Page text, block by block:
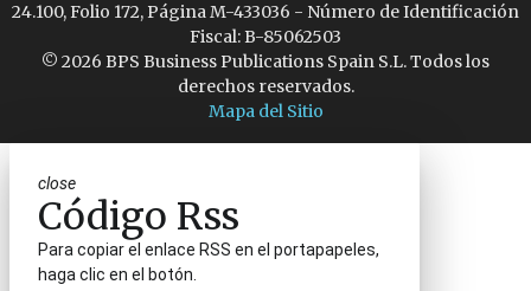
24.100, Folio 172, Página M-433036 - Número de Identificación
Fiscal: B-85062503
© 2026 BPS Business Publications Spain S.L. Todos los
derechos reservados.
Mapa del Sitio
close
Código Rss
Para copiar el enlace RSS en el portapapeles,
haga clic en el botón.